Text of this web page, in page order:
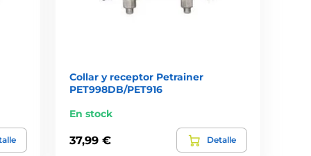
Collar y receptor Petrainer
PET998DB/PET916
En stock
37,99 € Detalle